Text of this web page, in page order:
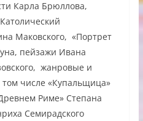
Карла Брюллова,
Маковского, «Портрет
пейзажи Ивана
жанровые и
числе «Купальщица»
Риме» Степана
Семирадского